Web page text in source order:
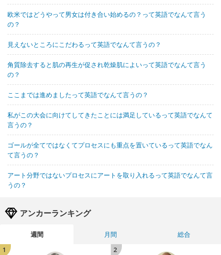
欧米ではどうやって男女は付き合い始めるの？って英語でなんて言う
の？
見えないところにこだわるって英語でなんて言うの？
角質除去すると肌の再生が促され乾燥肌によいって英語でなんて言う
の？
ここまでは進めましたって英語でなんて言うの？
私がこの大会に向けてしてきたことには満足しているって英語でなんて
言うの？
ゴールが全てではなくてプロセスにも重点を置いているって英語でなん
て言うの？
アート分野ではないプロセスにアートを取り入れるって英語でなんて言
うの？
アンカーランキング
週間 月間
総合
1
2